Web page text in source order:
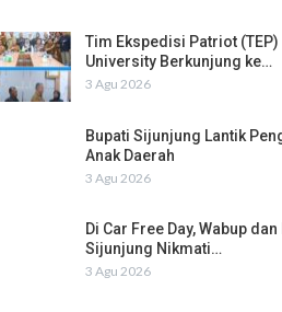
Tim Ekspedisi Patriot (TEP)
University Berkunjung ke…
3 Agu 2026
Bupati Sijunjung Lantik
Anak Daerah
3 Agu 2026
Di Car Free Day, Wabup
Sijunjung Nikmati…
3 Agu 2026